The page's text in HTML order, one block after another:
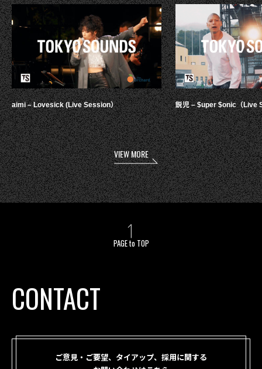
aimi – Lovesick (Live Session） 鋭児 – $uper $onic（Live
VIEW MORE
PAGE to TOP
CONTACT
ご意見・ご要望、タイアップ、採用に関する